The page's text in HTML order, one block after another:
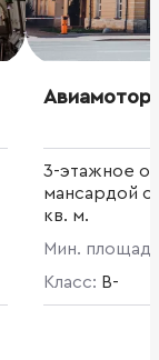
3-этажное
мансардой
кв. м.
Мин.
Класс: B-